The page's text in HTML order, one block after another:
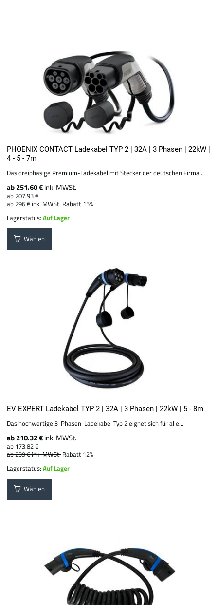
PHOENIX CONTACT Ladekabel TYP 2 | 32A | 3 Phasen | 22kW |
4 - 5 - 7m
Das dreiphasige Premium-Ladekabel mit Stecker der deutschen Firma...
ab 251.60 €inkl MWSt.
ab 207.93 €
ab 296 €inkl MWSt. Rabatt 15%
Lagerstatus:Auf Lager
Wählen
EV EXPERT Ladekabel TYP 2 | 32A | 3 Phasen | 22kW | 5 - 8m
Das hochwertige 3-Phasen-Ladekabel Typ 2 eignet sich für alle...
ab 210.32 €inkl MWSt.
ab 173.82 €
ab 239 €inkl MWSt. Rabatt 12%
Lagerstatus:Auf Lager
Wählen